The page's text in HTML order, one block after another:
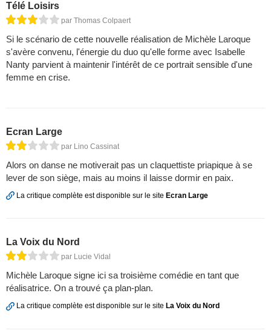
Télé Loisirs
par Thomas Colpaert
Si le scénario de cette nouvelle réali­sation de Michèle Laroque
s'avère convenu, l'énergie du duo qu'elle forme avec Isabelle
Nanty parvient à maintenir l'intérêt de ce por­trait sensible d'une
femme en crise.
Ecran Large
par Lino Cassinat
Alors on danse ne motiverait pas un claquettiste priapique à se
lever de son siège, mais au moins il laisse dormir en paix.
La critique complète est disponible sur le site Ecran Large
La Voix du Nord
par Lucie Vidal
Michèle Laroque signe ici sa troisième comédie en tant que
réalisatrice. On a trouvé ça plan-plan.
La critique complète est disponible sur le site La Voix du Nord